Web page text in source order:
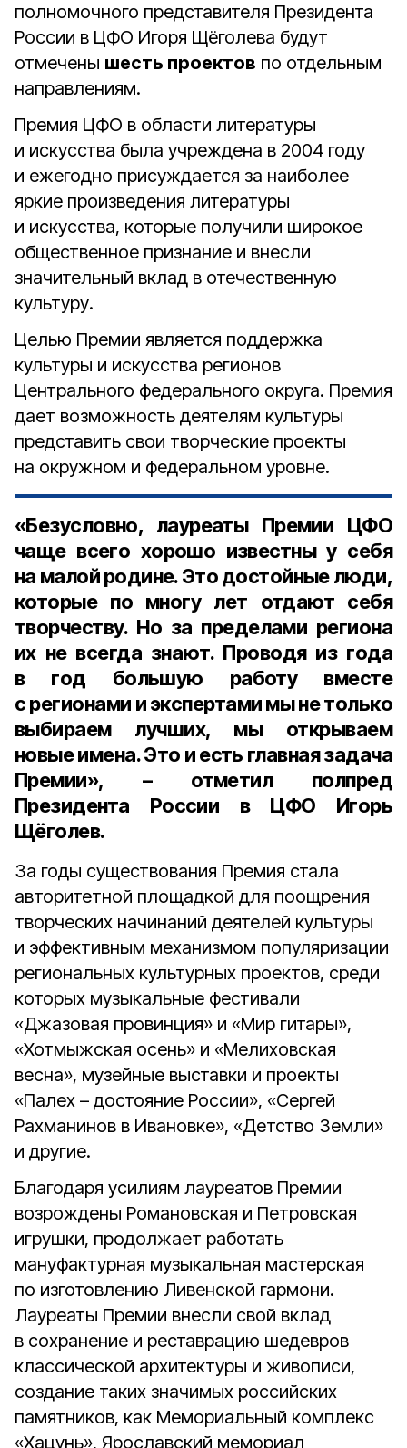
полномочного представителя Президента
России в ЦФО Игоря Щёголева будут
отмечены шесть проектов по отдельным
направлениям.
Премия ЦФО в области литературы
и искусства была учреждена в 2004 году
и ежегодно присуждается за наиболее
яркие произведения литературы
и искусства, которые получили широкое
общественное признание и внесли
значительный вклад в отечественную
культуру.
Целью Премии является поддержка
культуры и искусства регионов
Центрального федерального округа. Премия
дает возможность деятелям культуры
представить свои творческие проекты
на окружном и федеральном уровне.
«Безусловно, лауреаты Премии ЦФО
чаще всего хорошо известны у себя
на малой родине. Это достойные люди,
которые по многу лет отдают себя
творчеству. Но за пределами региона
их не всегда знают. Проводя из года
в год большую работу вместе
с регионами и экспертами мы не только
выбираем лучших, мы открываем
новые имена. Это и есть главная задача
Премии», – отметилполпред
Президента России в ЦФО Игорь
Щёголев.
За годы существования Премия стала
авторитетной площадкой для поощрения
творческих начинаний деятелей культуры
и эффективным механизмом популяризации
региональных культурных проектов, среди
которых музыкальные фестивали
«Джазовая провинция» и «Мир гитары»,
«Хотмыжская осень» и «Мелиховская
весна», музейные выставки и проекты
«Палех – достояние России», «Сергей
Рахманинов в Ивановке», «Детство Земли»
и другие.
Благодаря усилиям лауреатов Премии
возрождены Романовская и Петровская
игрушки, продолжает работать
мануфактурная музыкальная мастерская
по изготовлению Ливенской гармони.
Лауреаты Премии внесли свой вклад
в сохранение и реставрацию шедевров
классической архитектуры и живописи,
создание таких значимых российских
памятников, как Мемориальный комплекс
«Хацунь», Ярославский мемориал